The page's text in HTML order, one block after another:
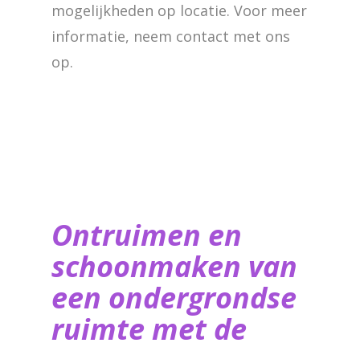
mogelijkheden op locatie. Voor meer
informatie, neem contact met ons
op.
Ontruimen en
schoonmaken van
een ondergrondse
ruimte met de